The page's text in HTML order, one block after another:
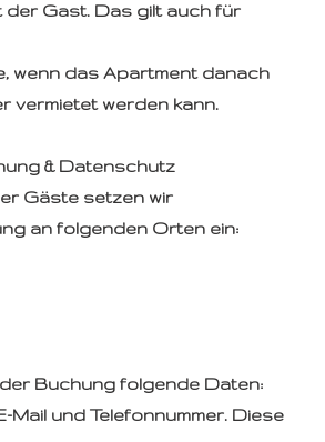
der Gast. Das gilt auch für
wenn das Apartment danach
vermietet werden kann.
& Datenschutz
Gäste setzen wir
an folgenden Orten ein:
Buchung folgende Daten:
Mail und Telefonnummer. Diese